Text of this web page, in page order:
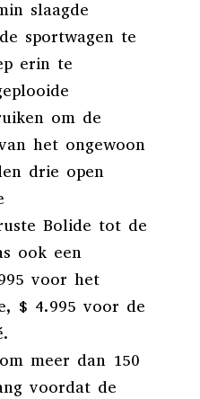
slaagde
sportwagen te
erin te
om de
het ongewoon
drie open
Bolide tot de
ook een
voor het
$ 4.995 voor de
meer dan 150
voordat de